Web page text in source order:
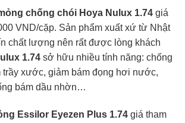
chống chói Hoya Nulux 1.74 giá
VND/cặp. Sản phẩm xuất xứ từ Nhật
chất lượng nên rất được lòng khách
1.74sở hữu nhiều tính năng: chống
trầy xước, giảm bám đọng hơi nước,
bám dầu nhờn…
Essilor Eyezen Plus 1.74giá tham